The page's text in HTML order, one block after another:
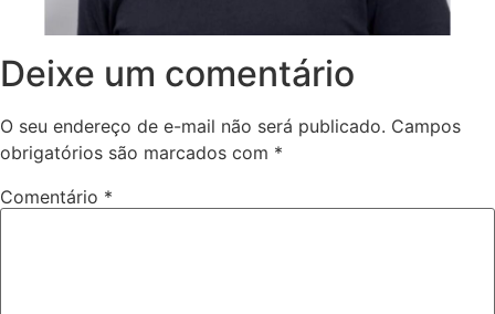
Deixe um comentário
O seu endereço de e-mail não será publicado. Campos
obrigatórios são marcados com *
Comentário *